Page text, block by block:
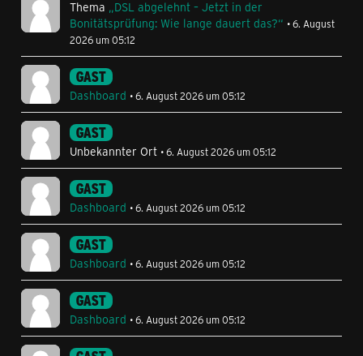
Thema „DSL abgelehnt – Jetzt in der
Bonitätsprüfung: Wie lange dauert das?“
6. August
2026 um 05:12
GAST
Dashboard 6. August 2026 um 05:12
GAST
Unbekannter Ort 6. August 2026 um 05:12
GAST
Dashboard 6. August 2026 um 05:12
GAST
Dashboard 6. August 2026 um 05:12
GAST
Dashboard 6. August 2026 um 05:12